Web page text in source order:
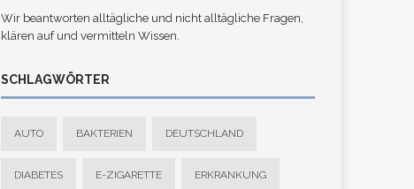
Wir beantworten alltägliche und nicht alltägliche Fragen,
klären auf und vermitteln Wissen.
SCHLAGWÖRTER
AUTO BAKTERIEN DEUTSCHLAND
DIABETES E-ZIGARETTE ERKRANKUNG